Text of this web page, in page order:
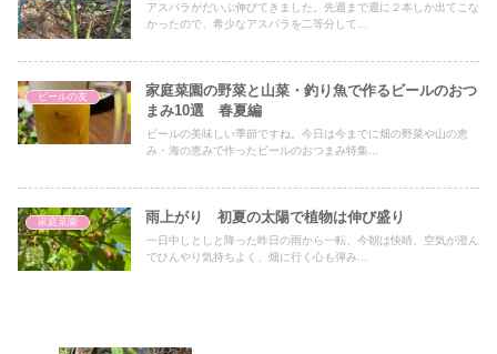
アスパラがだいぶ伸びてきました。先週まで週に２本しか出てこな
かったので、希少なアスパラを二等分して...
ビールの友
家庭菜園の野菜と山菜・釣り魚で作るビールのおつ
まみ10選 春夏編
ビールの美味しい季節ですね。今日は今までに畑の野菜や山の恵
み・海の恵みで作ったビールのおつまみ特集...
家庭菜園 雨上がり 初夏の太陽で植物は伸び盛り
一日中しとしと降った昨日の雨から一転、今朝は快晴、空気が澄ん
でひんやり気持ちよく、畑に行く心も弾み...